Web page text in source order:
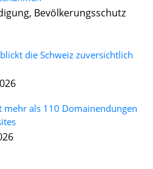
Bevölkerungsschutz
die Schweiz zuversichtlich
mehr als 110 Domainendungen